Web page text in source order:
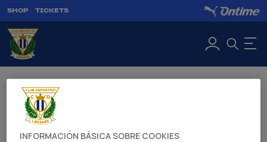
SHOP TICKETS
CONTENTS
NEWS
INFORMACIÓN BÁSICA SOBRE COOKIES